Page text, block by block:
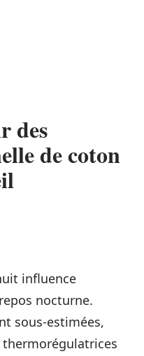
des
de coton
influence
nocturne.
sous-estimées,